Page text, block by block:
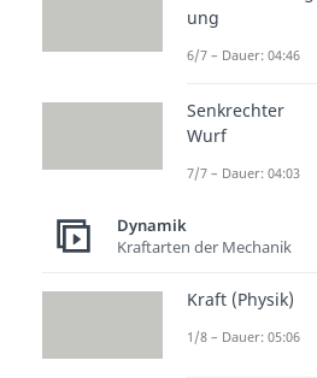
deutlich. Das
zwischen
ung
6/7 – Dauer: 04:46
Senkrechter
Wurf
7/7 – Dauer: 04:03
Dynamik
Kraftarten der Mechanik
Kraft (Physik)
1/8 – Dauer: 05:06